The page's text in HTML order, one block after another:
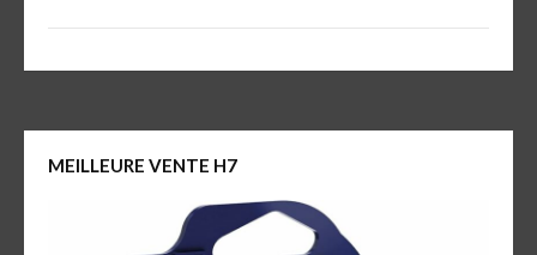
MEILLEURE VENTE H7